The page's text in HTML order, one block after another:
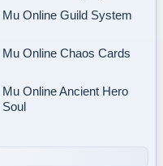
Mu Online Guild System
Mu Online Chaos Cards
Mu Online Ancient Hero
Soul